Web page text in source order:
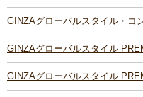
GINZAグローバルスタイル・コ
GINZAグローバルスタイル
GINZAグローバルスタイル